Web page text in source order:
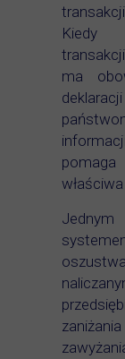
Kiedy
ma